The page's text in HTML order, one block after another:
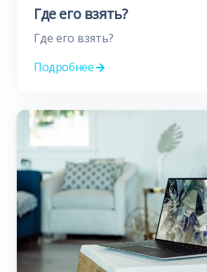
Где его взять?
Где его взять?
Подробнее